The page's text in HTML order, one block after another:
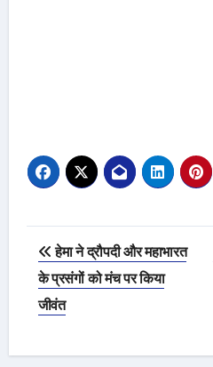
Post
navigation
हेमा ने द्रौपदी और महाभारत
के प्रसंगों को मंच पर किया
जीवंत